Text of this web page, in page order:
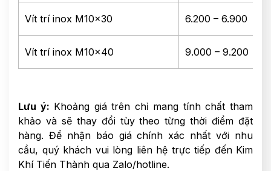
Vít trí inox M10x30 6.200 – 6.900
Vít trí inox M10x40 9.000 – 9.200
Lưu ý: Khoảng giá trên chỉ mang tính chất tham
khảo và sẽ thay đổi tùy theo từng thời điểm đặt
hàng. Để nhận báo giá chính xác nhất với nhu
cầu, quý khách vui lòng liên hệ trực tiếp đến Kim
Khí Tiến Thành qua Zalo/hotline.